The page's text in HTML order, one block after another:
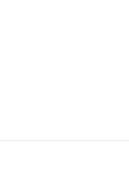
가 가능한가요?
미소를 위하여!
? 안전한가요? 70